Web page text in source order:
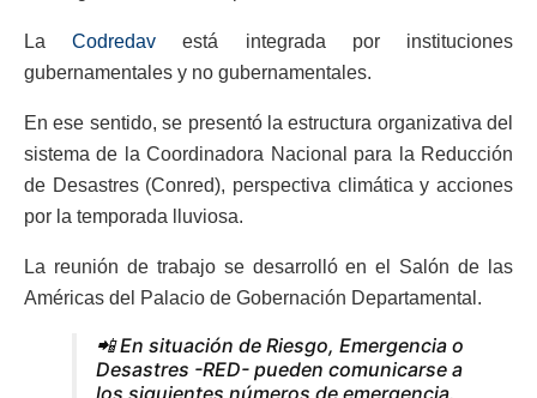
LaCodredav está integrada por instituciones
gubernamentales y no gubernamentales.
En ese sentido, se presentó la estructura organizativa del
sistema de la Coordinadora Nacional para la Reducción
de Desastres (Conred), perspectiva climática y acciones
por la temporada lluviosa.
La reunión de trabajo se desarrolló en el Salón de las
Américas del Palacio de Gobernación Departamental.
📲 En situación de Riesgo, Emergencia o
Desastres -RED- pueden comunicarse a